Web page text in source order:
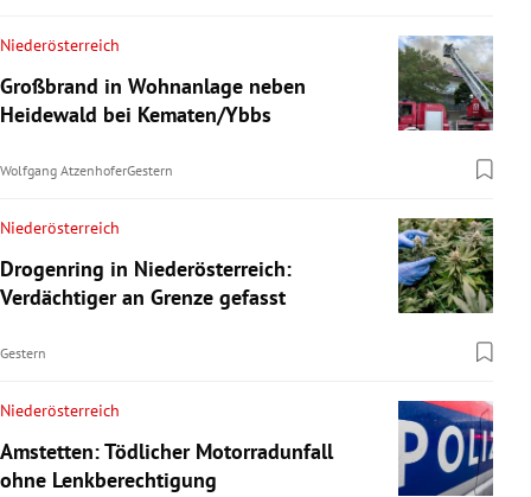
Niederösterreich
Großbrand in Wohnanlage neben
Heidewald bei Kematen/Ybbs
Wolfgang AtzenhoferGestern
Niederösterreich
Drogenring in Niederösterreich:
Verdächtiger an Grenze gefasst
Gestern
Niederösterreich
Amstetten: Tödlicher Motorradunfall
ohne Lenkberechtigung